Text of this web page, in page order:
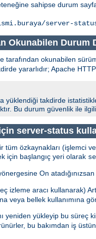
sahipse durum
server-
Okunabilen Durum
tarafından okunabilen
yararlıdır; Apache
yüklendiği takdirde
Bu durum güvenlik ile
server-status
tüm özkaynakları (işlemci
için başlangıç yeri olarak
On
izleme aracı kullanarak)
veya bellek kullanımına
yeniden yükleyip bu süreç
bu bakımdan iş